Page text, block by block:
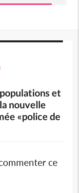
et
nouvelle
«police de
ce